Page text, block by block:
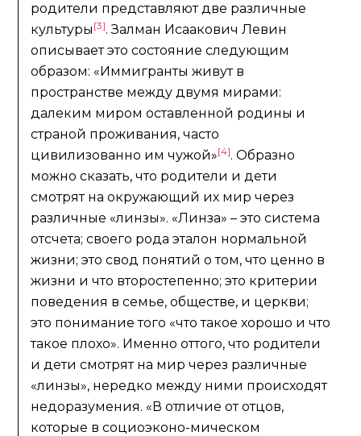
родители представляют две различные
культуры [3]. Залман Исаакович Левин
описывает это состояние следующим
образом: «Иммигранты живут в
пространстве между двумя мирами:
далеким миром оставленной родины и
страной проживания, часто
цивилизованно им чужой»[4]. Образно
можно сказать, что родители и дети
смотрят на окружающий их мир через
различные «линзы». «Линза» – это система
отсчета; своего рода эталон нормальной
жизни; это свод понятий о том, что ценно в
жизни и что второстепенно; это критерии
поведения в семье, обществе, и церкви;
это понимание того «что такое хорошо и что
такое плохо». Именно оттого, что родители
и дети смотрят на мир через различные
«линзы», нередко между ними происходят
недоразумения. «В отличие от отцов,
которые в социоэконо-мическом